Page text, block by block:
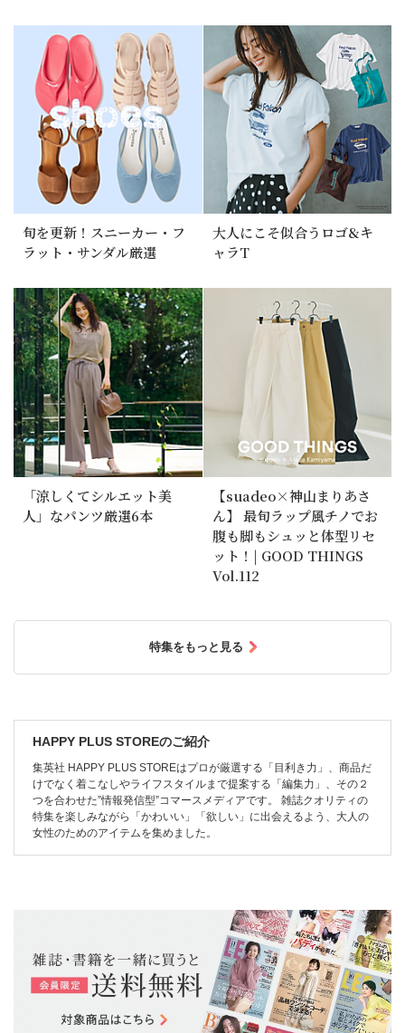
旬を更新！スニーカー・フ
ラット・サンダル厳選
大人にこそ似合うロゴ&キ
ャラT
「涼しくてシルエット美
人」なパンツ厳選6本
【suadeo×神山まりあさ
ん】 最旬ラップ風チノでお
腹も脚もシュッと体型リセ
ット！| GOOD THINGS
Vol.112
特集をもっと見る
HAPPY PLUS STOREのご紹介
集英社 HAPPY PLUS STOREはプロが厳選する「目利き力」、商品だ
けでなく着こなしやライフスタイルまで提案する「編集力」、その２
つを合わせた”情報発信型”コマースメディアです。 雑誌クオリティの
特集を楽しみながら「かわいい」「欲しい」に出会えるよう、大人の
女性のためのアイテムを集めました。